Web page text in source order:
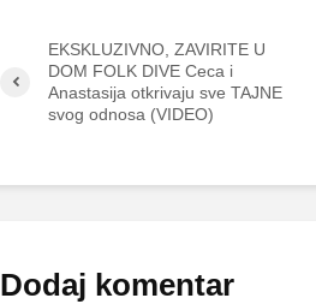
EKSKLUZIVNO, ZAVIRITE U
DOM FOLK DIVE Ceca i
Anastasija otkrivaju sve TAJNE
svog odnosa (VIDEO)
Dodaj komentar